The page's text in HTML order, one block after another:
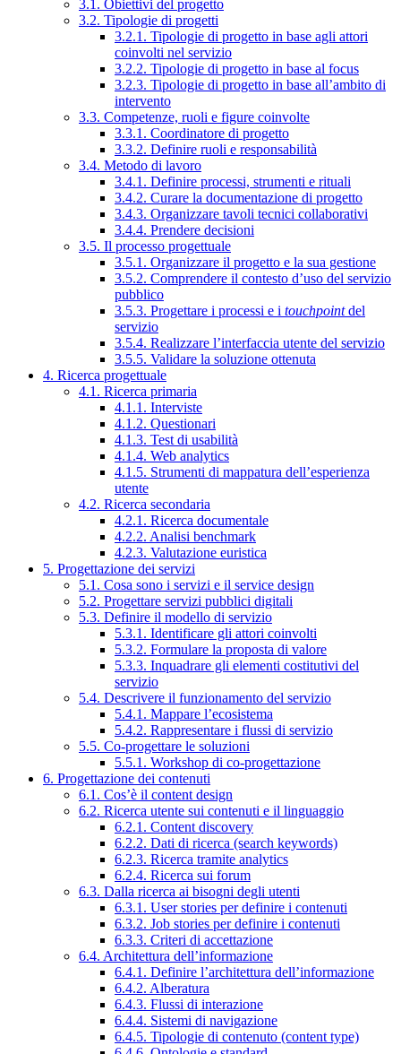
3.1. Obiettivi del progetto
3.2. Tipologie di progetti
3.2.1. Tipologie di progetto in base agli attori
coinvolti nel servizio
3.2.2. Tipologie di progetto in base al focus
3.2.3. Tipologie di progetto in base all’ambito di
intervento
3.3. Competenze, ruoli e figure coinvolte
3.3.1. Coordinatore di progetto
3.3.2. Definire ruoli e responsabilità
3.4. Metodo di lavoro
3.4.1. Definire processi, strumenti e rituali
3.4.2. Curare la documentazione di progetto
3.4.3. Organizzare tavoli tecnici collaborativi
3.4.4. Prendere decisioni
3.5. Il processo progettuale
3.5.1. Organizzare il progetto e la sua gestione
3.5.2. Comprendere il contesto d’uso del servizio
pubblico
3.5.3. Progettare i processi e i touchpointdel
servizio
3.5.4. Realizzare l’interfaccia utente del servizio
3.5.5. Validare la soluzione ottenuta
4. Ricerca progettuale
4.1. Ricerca primaria
4.1.1. Interviste
4.1.2. Questionari
4.1.3. Test di usabilità
4.1.4. Web analytics
4.1.5. Strumenti di mappatura dell’esperienza
utente
4.2. Ricerca secondaria
4.2.1. Ricerca documentale
4.2.2. Analisi benchmark
4.2.3. Valutazione euristica
5. Progettazione dei servizi
5.1. Cosa sono i servizi e il service design
5.2. Progettare servizi pubblici digitali
5.3. Definire il modello di servizio
5.3.1. Identificare gli attori coinvolti
5.3.2. Formulare la proposta di valore
5.3.3. Inquadrare gli elementi costitutivi del
servizio
5.4. Descrivere il funzionamento del servizio
5.4.1. Mappare l’ecosistema
5.4.2. Rappresentare i flussi di servizio
5.5. Co-progettare le soluzioni
5.5.1. Workshop di co-progettazione
6. Progettazione dei contenuti
6.1. Cos’è il content design
6.2. Ricerca utente sui contenuti e il linguaggio
6.2.1. Content discovery
6.2.2. Dati di ricerca (search keywords)
6.2.3. Ricerca tramite analytics
6.2.4. Ricerca sui forum
6.3. Dalla ricerca ai bisogni degli utenti
6.3.1. User stories per definire i contenuti
6.3.2. Job stories per definire i contenuti
6.3.3. Criteri di accettazione
6.4. Architettura dell’informazione
6.4.1. Definire l’architettura dell’informazione
6.4.2. Alberatura
6.4.3. Flussi di interazione
6.4.4. Sistemi di navigazione
6.4.5. Tipologie di contenuto (content type)